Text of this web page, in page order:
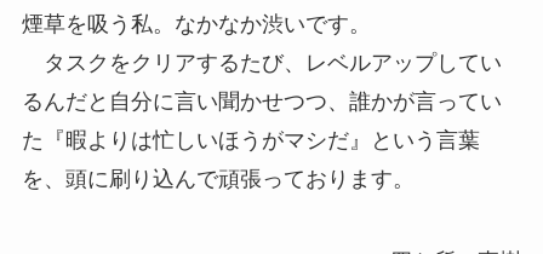
煙草を吸う私。なかなか渋いです。
タスクをクリアするたび、レベルアップしてい
るんだと自分に言い聞かせつつ、誰かが言ってい
た『暇よりは忙しいほうがマシだ』という言葉
を、頭に刷り込んで頑張っております。